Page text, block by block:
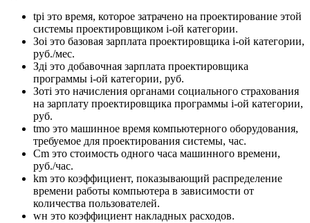
tpi это время, которое затрачено на проектирование этой
системы проектировщиком i-ой категории.
Зоi это базовая зарплата проектировщика i-ой категории,
руб./мес.
Здi это добавочная зарплата проектировщика
программы i-ой категории, руб.
Зотi это начисления органами социального страхования
на зарплату проектировщика программы i-ой категории,
руб.
tmo это машинное время компьютерного оборудования,
требуемое для проектирования системы, час.
Cm это стоимость одного часа машинного времени,
руб./час.
km это коэффициент, показывающий распределение
времени работы компьютера в зависимости от
количества пользователей.
wн это коэффициент накладных расходов.